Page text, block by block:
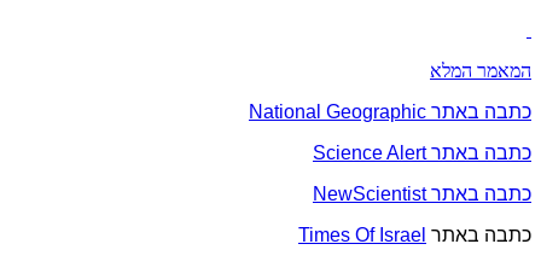
המאמר המלא
כתבה באתר National Geographic
כתבה באתר Science Alert
כתבה באתר NewScientist
כתבה באתר Times Of Israel